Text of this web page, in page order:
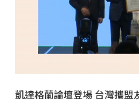
凱達格蘭論壇登場 台灣攜盟